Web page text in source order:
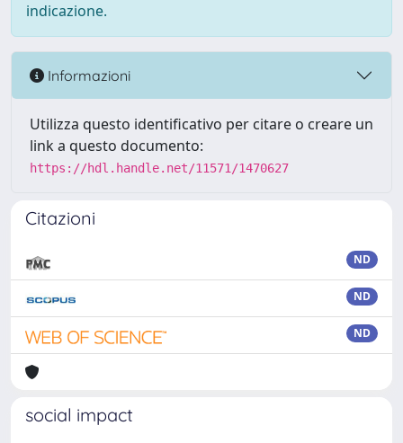
indicazione.
Informazioni
Utilizza questo identificativo per citare o creare un
link a questo documento:
https://hdl.handle.net/11571/1470627
Citazioni
ND
ND
ND
social impact